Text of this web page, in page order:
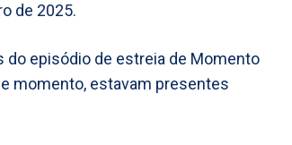
de 2025.
do episódio de estreia de Momento
momento, estavam presentes